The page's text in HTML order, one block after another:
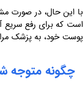
در صورت
رفع سریع آنها و
به پزشک مراجعه
متوجه شویم